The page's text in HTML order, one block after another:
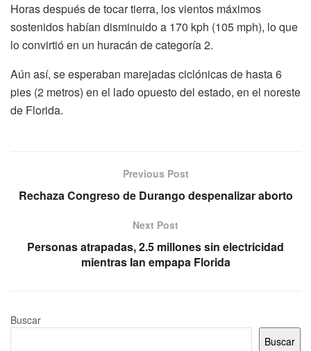
Horas después de tocar tierra, los vientos máximos
sostenidos habían disminuido a 170 kph (105 mph), lo que
lo convirtió en un huracán de categoría 2.
Aún así, se esperaban marejadas ciclónicas de hasta 6
pies (2 metros) en el lado opuesto del estado, en el noreste
de Florida.
Previous Post
Rechaza Congreso de Durango despenalizar aborto
Next Post
Personas atrapadas, 2.5 millones sin electricidad
mientras Ian empapa Florida
Buscar
Buscar